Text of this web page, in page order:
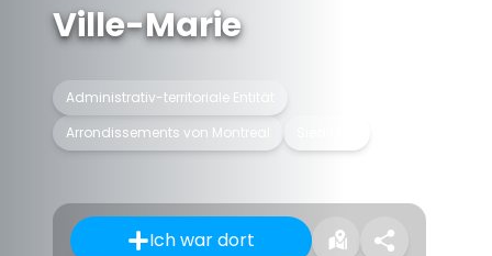
Ville-Marie
Administrativ-territoriale Entität
Arrondissements von Montreal
Ich war dort